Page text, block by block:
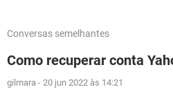
Conversas semelhantes
Como recuperar conta
gilmara - 20 jun 2022 às 14:21